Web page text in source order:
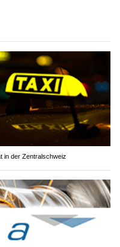
in der Zentralschweiz